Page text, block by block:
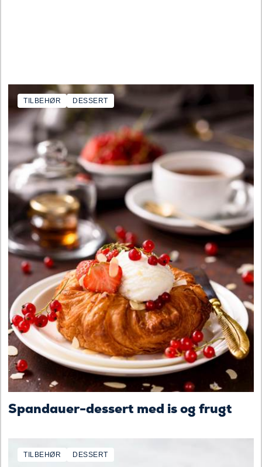
TILBEHØR DESSERT
Spandauer-dessert med is og frugt
TILBEHØR DESSERT